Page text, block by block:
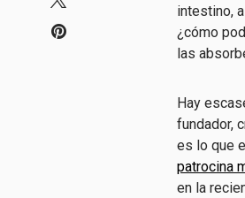
intestino,
¿cómo
las
Hay
fundador,
es lo que
patrocina
en la